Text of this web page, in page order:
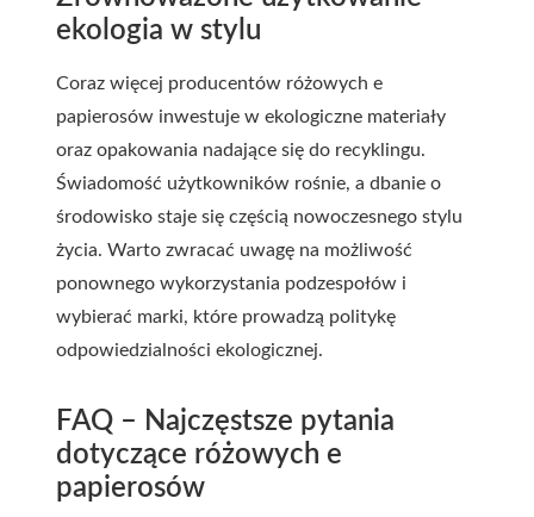
ekologia w stylu
Coraz więcej producentów różowych e
papierosów inwestuje w ekologiczne materiały
oraz opakowania nadające się do recyklingu.
Świadomość użytkowników rośnie, a dbanie o
środowisko staje się częścią nowoczesnego stylu
życia. Warto zwracać uwagę na możliwość
ponownego wykorzystania podzespołów i
wybierać marki, które prowadzą politykę
odpowiedzialności ekologicznej.
FAQ – Najczęstsze pytania
dotyczące różowych e
papierosów